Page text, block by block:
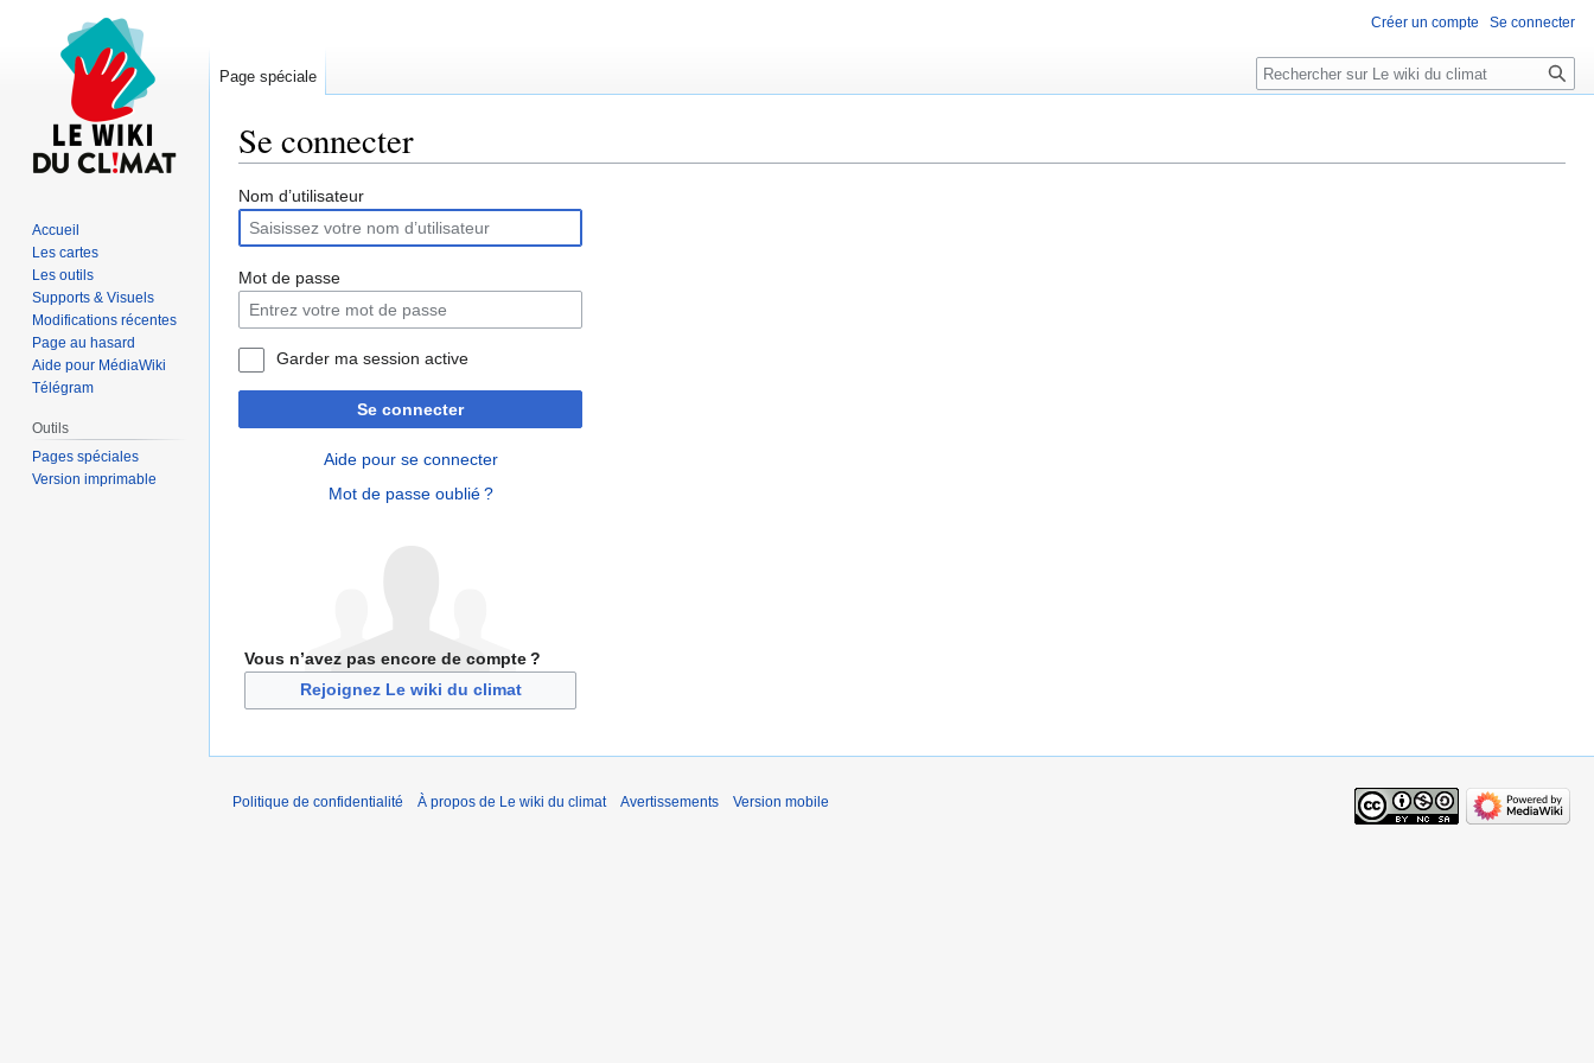
Se connecter
Aller
la
navigation
Aller
la
recherche
Nom d’utilisateur
Mot de passe
Garder ma session active
Se connecter
Aide pour se connecter
Mot de passe oublié ?
Vous n’avez pas encore de compte ?
Rejoignez Le wiki du climat
Créer un compte Se connecter
Page spéciale Rechercher
Accueil
Les cartes
Les outils
Supports & Visuels
Modifications récentes
Page au hasard
Aide pour MédiaWiki
Télégram
Outils
Pages spéciales
Version imprimable
Politique de confidentialité À propos de Le wiki du climat Avertissements Version mobile